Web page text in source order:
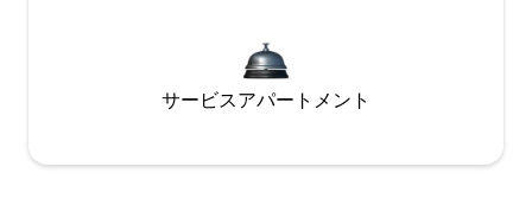
サービスアパートメント